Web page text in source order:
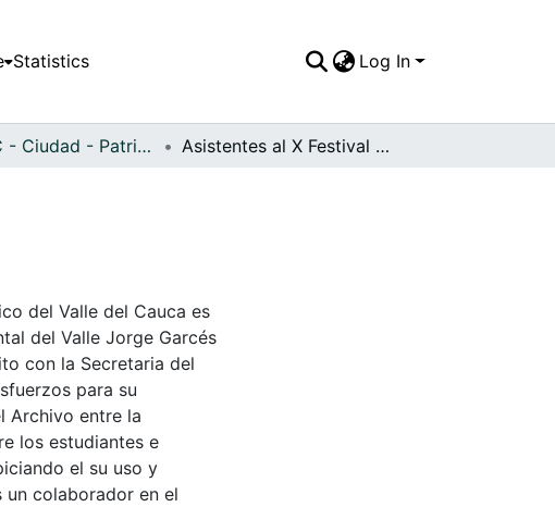
Statistics Log In
APFFVC - Ciudad - Patrimonial Asistentes al X Festival del Mono Núñez
del Valle del Cauca es
del Valle Jorge Garcés
con la Secretaria del
para su
Archivo entre la
los estudiantes e
el su uso y
un colaborador en el